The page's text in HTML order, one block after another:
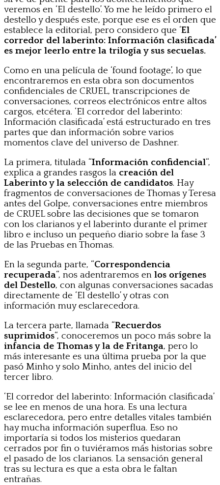
veremos en ‘El destello’. Yo me he leído primero el
destello y después este, porque ese es el orden que
establece la editorial, pero considero que ‘El
corredor del laberinto: Información clasificada’
es mejor leerlo entre la trilogía y sus secuelas.
Como en una película de ‘found footage’, lo que
encontraremos en esta obra son documentos
confidenciales de CRUEL, transcripciones de
conversaciones, correos electrónicos entre altos
cargos, etcétera. ‘El corredor del laberinto:
Información clasificada’ está estructurado en tres
partes que dan información sobre varios
momentos clave del universo de Dashner.
La primera, titulada “Información confidencial“,
explica a grandes rasgos la creación del
Laberinto y la selección de candidatos. Hay
fragmentos de conversaciones de Thomas y Teresa
antes del Golpe, conversaciones entre miembros
de CRUEL sobre las decisiones que se tomaron
con los clarianos y el laberinto durante el primer
libro e incluso un pequeño diario sobre la fase 3
de las Pruebas en Thomas.
En la segunda parte, “Correspondencia
recuperada“, nos adentraremos en los orígenes
del Destello, con algunas conversaciones sacadas
directamente de ‘El destello’ y otras con
información muy esclarecedora.
La tercera parte, llamada “Recuerdos
suprimidos“, conoceremos un poco más sobre la
infancia de Thomas y la de Fritanga, pero lo
más interesante es una última prueba por la que
pasó Minho y solo Minho, antes del inicio del
tercer libro.
‘El corredor del laberinto: Información clasificada’
se lee en menos de una hora. Es una lectura
esclarecedora, pero entre detalles vitales también
hay mucha información superflua. Eso no
importaría si todos los misterios quedaran
cerrados por fin o tuviéramos más historias sobre
el pasado de los clarianos. La sensación general
tras su lectura es que a esta obra le faltan
entrañas.